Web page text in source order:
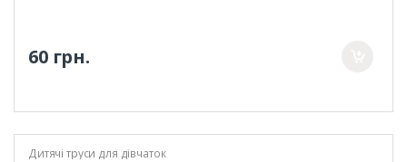
60 грн.
Дитячі труси для дівчаток